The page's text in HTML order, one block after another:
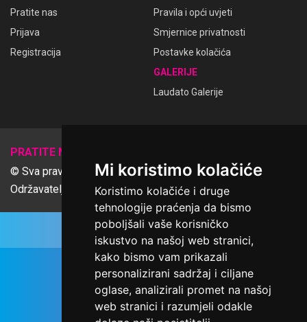
Mi koristimo kolačiće
Koristimo kolačiće i druge
tehnologije praćenja da bismo
poboljšali vaše korisničko
iskustvo na našoj web stranici,
kako bismo vam prikazali
personalizirani sadržaj i ciljane
oglase, analizirali promet na našoj
web stranici i razumjeli odakle
Pratite nas
Prijava
Registracija
Pravila i opći uvjeti
Smjernice privatnosti
Postavke kolačića
GALERIJE
Laudato Galerije
PRATITE NAS
© Sva prava pridržana Udruga Ime dobrote
Održavatelj Netcom d.o.o., Riva 6, Rijeka